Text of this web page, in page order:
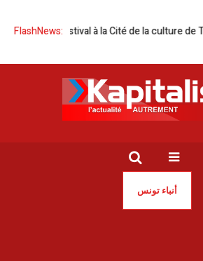
FlashNews:
screen festival à la Cité de la culture de Tunis
أنباء تونس